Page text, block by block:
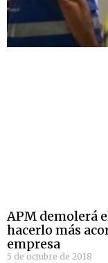
APM demolerá
hacerlo más
empresa
5 de octubre de 2018